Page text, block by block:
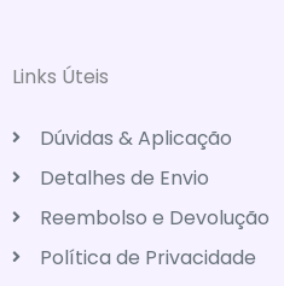
Links Úteis
Dúvidas & Aplicação
Detalhes de Envio
Reembolso e Devolução
Política de Privacidade